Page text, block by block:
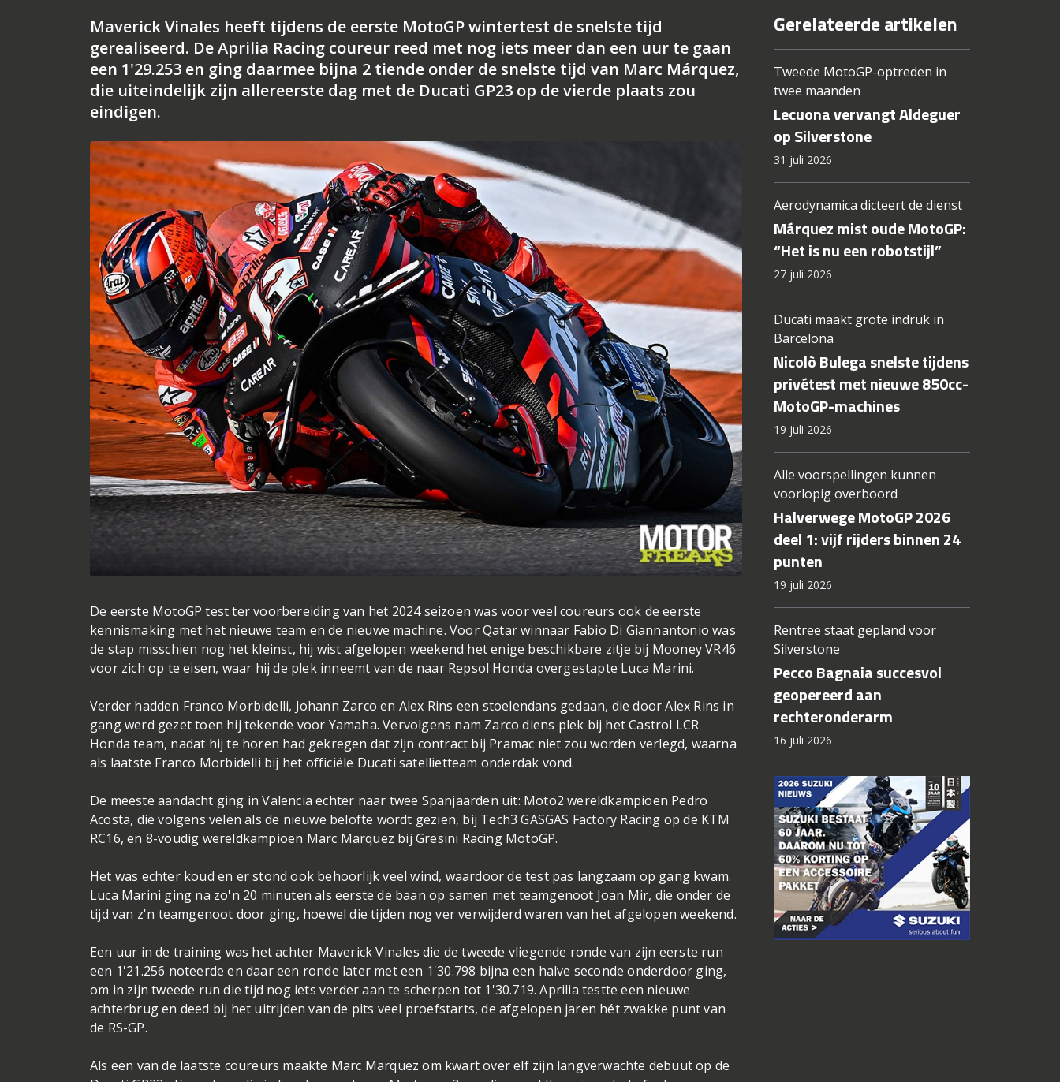
Maverick Vinales heeft tijdens de eerste MotoGP wintertest de snelste tijd
gerealiseerd. De Aprilia Racing coureur reed met nog iets meer dan een uur te gaan
een 1'29.253 en ging daarmee bijna 2 tiende onder de snelste tijd van Marc Márquez,
die uiteindelijk zijn allereerste dag met de Ducati GP23 op de vierde plaats zou
eindigen.
De eerste MotoGP test ter voorbereiding van het 2024 seizoen was voor veel coureurs ook de eerste
kennismaking met het nieuwe team en de nieuwe machine. Voor Qatar winnaar Fabio Di Giannantonio was
de stap misschien nog het kleinst, hij wist afgelopen weekend het enige beschikbare zitje bij Mooney VR46
voor zich op te eisen, waar hij de plek inneemt van de naar Repsol Honda overgestapte Luca Marini.
Verder hadden Franco Morbidelli, Johann Zarco en Alex Rins een stoelendans gedaan, die door Alex Rins in
gang werd gezet toen hij tekende voor Yamaha. Vervolgens nam Zarco diens plek bij het Castrol LCR
Honda team, nadat hij te horen had gekregen dat zijn contract bij Pramac niet zou worden verlegd, waarna
als laatste Franco Morbidelli bij het officiële Ducati satellietteam onderdak vond.
De meeste aandacht ging in Valencia echter naar twee Spanjaarden uit: Moto2 wereldkampioen Pedro
Acosta, die volgens velen als de nieuwe belofte wordt gezien, bij Tech3 GASGAS Factory Racing op de KTM
RC16, en 8-voudig wereldkampioen Marc Marquez bij Gresini Racing MotoGP.
Het was echter koud en er stond ook behoorlijk veel wind, waardoor de test pas langzaam op gang kwam.
Luca Marini ging na zo'n 20 minuten als eerste de baan op samen met teamgenoot Joan Mir, die onder de
tijd van z'n teamgenoot door ging, hoewel die tijden nog ver verwijderd waren van het afgelopen weekend.
Een uur in de training was het achter Maverick Vinales die de tweede vliegende ronde van zijn eerste run
een 1'21.256 noteerde en daar een ronde later met een 1'30.798 bijna een halve seconde onderdoor ging,
om in zijn tweede run die tijd nog iets verder aan te scherpen tot 1'30.719. Aprilia testte een nieuwe
achterbrug en deed bij het uitrijden van de pits veel proefstarts, de afgelopen jaren hét zwakke punt van
de RS-GP.
Als een van de laatste coureurs maakte Marc Marquez om kwart over elf zijn langverwachte debuut op de
Gerelateerde artikelen
Tweede MotoGP-optreden in
twee maanden
Lecuona vervangt Aldeguer
op Silverstone
31 juli 2026
Aerodynamica dicteert de dienst
Márquez mist oude MotoGP:
“Het is nu een robotstijl”
27 juli 2026
Ducati maakt grote indruk in
Barcelona
Nicolò Bulega snelste tijdens
privétest met nieuwe 850cc-
MotoGP-machines
19 juli 2026
Alle voorspellingen kunnen
voorlopig overboord
Halverwege MotoGP 2026
deel 1: vijf rijders binnen 24
punten
19 juli 2026
Rentree staat gepland voor
Silverstone
Pecco Bagnaia succesvol
geopereerd aan
rechteronderarm
16 juli 2026